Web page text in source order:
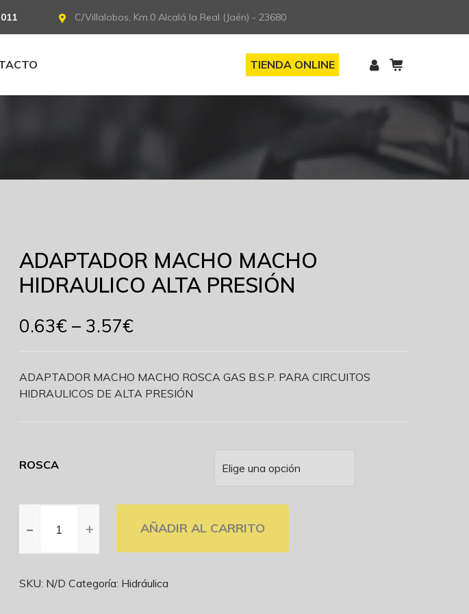
C/Villalobos, Km.0 Alcalá la Real (Jaén) - 23680
TIENDA ONLINE
ADAPTADOR MACHO MACHO
HIDRAULICO ALTA PRESIÓN
0.63€ – 3.57€
ADAPTADOR MACHO MACHO ROSCA GAS B.S.P. PARA CIRCUITOS
HIDRAULICOS DE ALTA PRESIÓN
ROSCA
MACHO
ALTA
AÑADIR AL CARRITO
SKU: N/D Categoría: Hidráulica